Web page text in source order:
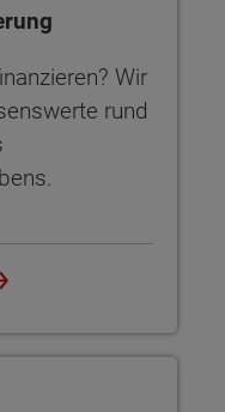
Wir
rund